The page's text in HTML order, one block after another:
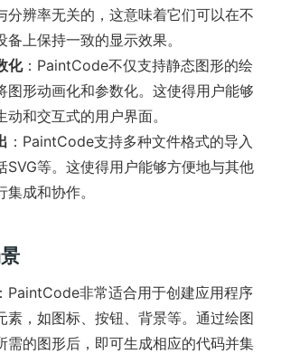
分辨率无关的，这意味着它们可以在不
备上保持一致的显示效果。
化：PaintCode不仅支持静态图形的绘
图形动画化和参数化。这使得用户能够
动和交互式的用户界面。
：PaintCode支持多种文件格式的导入
SVG等。这使得用户能够方便地与其他
成和协作。
PaintCode非常适合用于创建应用程序
素，如图标、按钮、背景等。通过绘图
需的图形后，即可生成相应的代码并集